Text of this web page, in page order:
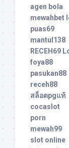
agen bola
mewahbet
puas69
mantul138
RECEH69
foya88
pasukan88
receh88
สล็อตpgแท้
cocaslot
porn
mewah99
slot online